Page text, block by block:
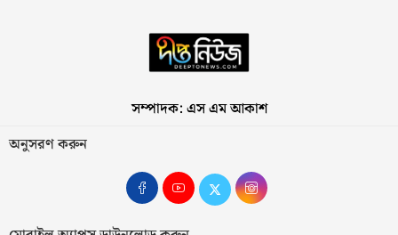
সম্পাদক: এস এম আকাশ
অনুসরণ করুন